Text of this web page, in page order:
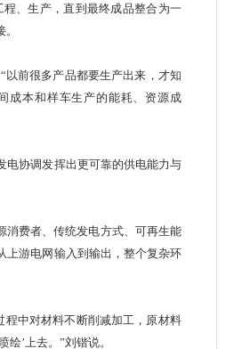
、生产，直到最终成品整合为一
接。
前很多产品都要生产出来，才知
成本和样车生产的能耗、资源成
协调发挥出更可靠的供电能力与
费者、传统发电方式、可再生能
上游电网输入到输出，整个复杂环
中对材料不断削减加工，原材料
喷绘’上去。”刘锴说。